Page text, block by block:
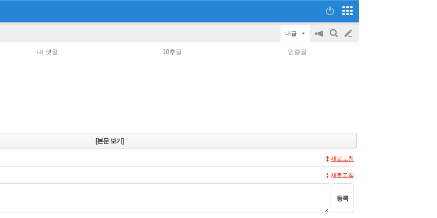
내글
공
on/off
검
글
쓰
내 댓글 10추글 인증글
[본문 보기]
새로고침
새로고침
등록